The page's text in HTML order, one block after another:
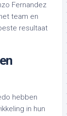
Fernandez
team en
resultaat
hebben
in hun